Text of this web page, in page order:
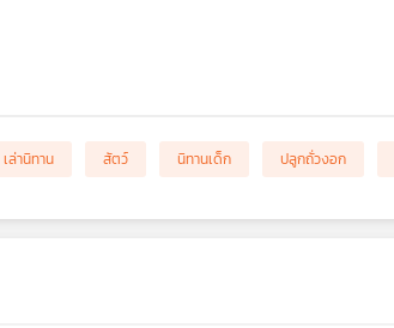
เล่านิทาน สัตว์ นิทานเด็ก ปลูกถั่วงอก